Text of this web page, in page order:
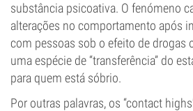
substância psicoativa. O fenómeno
alterações no comportamento após
com pessoas sob o efeito de drogas
uma espécie de “transferência” do
para quem está sóbrio.
Por outras palavras, os “contact